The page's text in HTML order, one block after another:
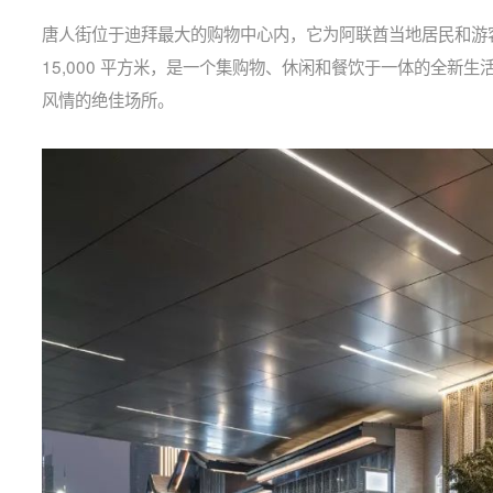
唐人街位于迪拜最大的购物中心内，它为阿联酋当地居民和
15,000 平方米，是一个集购物、休闲和餐饮于一体的全新
风情的绝佳场所。